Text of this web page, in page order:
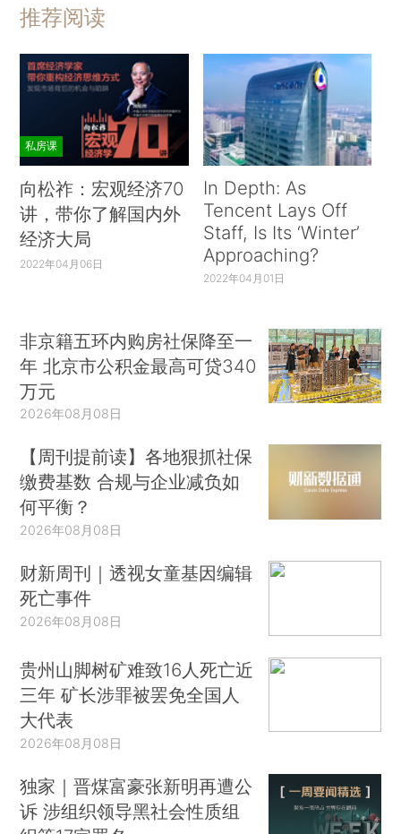
推荐阅读
私房课
向松祚：宏观经济70
讲，带你了解国内外
经济大局
2022年04月06日
In Depth: As
Tencent Lays Off
Staff, Is Its ‘Winter’
Approaching?
2022年04月01日
非京籍五环内购房社保降至一
年 北京市公积金最高可贷340
万元
2026年08月08日
【周刊提前读】各地狠抓社保
缴费基数 合规与企业减负如
何平衡？
2026年08月08日
财新周刊｜透视女童基因编辑
死亡事件
2026年08月08日
贵州山脚树矿难致16人死亡近
三年 矿长涉罪被罢免全国人
大代表
2026年08月08日
独家｜晋煤富豪张新明再遭公
诉 涉组织领导黑社会性质组